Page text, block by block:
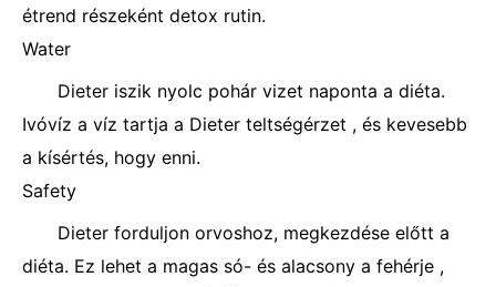
étrend részeként detox rutin.
Water
Dieter iszik nyolc pohár vizet naponta a diéta.
Ivóvíz a víz tartja a Dieter teltségérzet , és kevesebb
a kísértés, hogy enni.
Safety
Dieter forduljon orvoshoz, megkezdése előtt a
diéta. Ez lehet a magas só- és alacsony a fehérje ,